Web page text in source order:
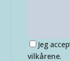
Jeg
vilkårene.